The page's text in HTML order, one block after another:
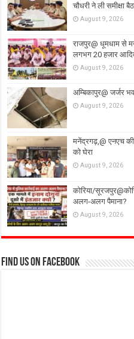
चौधरी ने ली समीक्षा
August 9, 2026
राजपुर@ धूमधाम से
लगभग 20 हजार
August 9, 2026
अम्बिकापुर@ जर्जर
August 9, 2026
मनेंद्रगढ़,@ एनएच की
को घेरा
August 9, 2026
कोरिया/
अलग-अलग पैमाना?
August 9, 2026
Find us on Facebook